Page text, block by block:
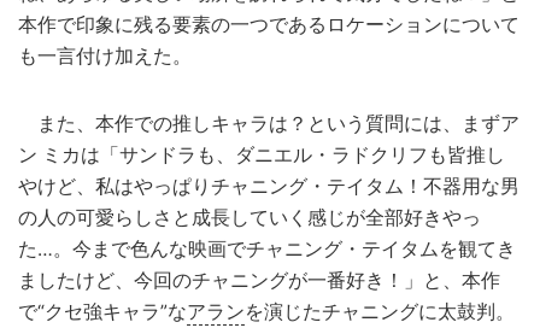
本作で印象に残る要素の一つであるロケーションについて
も一言付け加えた。
また、本作での推しキャラは？という質問には、まずア
ン ミカは「サンドラも、ダニエル・ラドクリフも皆推し
やけど、私はやっぱりチャニング・テイタム！不器用な男
の人の可愛らしさと成長していく感じが全部好きやっ
た…。今まで色んな映画でチャニング・テイタムを観てき
ましたけど、今回のチャニングが一番好き！」と、本作
で“クセ強キャラ”なアランを演じたチャニングに太鼓判。